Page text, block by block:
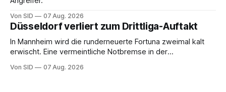
Von SID 07 Aug. 2026
Düsseldorf verliert zum Drittliga-Auftakt
In Mannheim wird die runderneuerte Fortuna zweimal kalt
erwischt. Eine vermeintliche Notbremse in der
Von SID 07 Aug. 2026